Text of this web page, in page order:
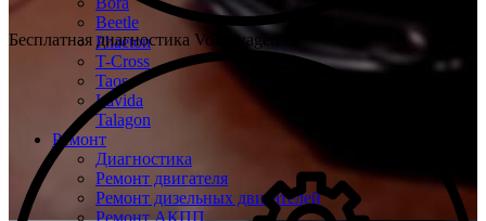
Beetle
Phaeton
T-Cross
Taos
Lavida
Talagon
Ремонт
Диагностика
Ремонт двигателя
Ремонт дизельных двигателей
Ремонт АКПП
Бесплатная диагностика Volkswagen